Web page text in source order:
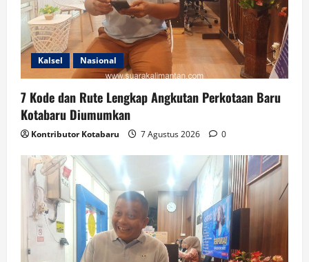
Kalsel Nasional
7 Kode dan Rute Lengkap Angkutan Perkotaan Baru
Kotabaru Diumumkan
Kontributor Kotabaru 7 Agustus 2026 0